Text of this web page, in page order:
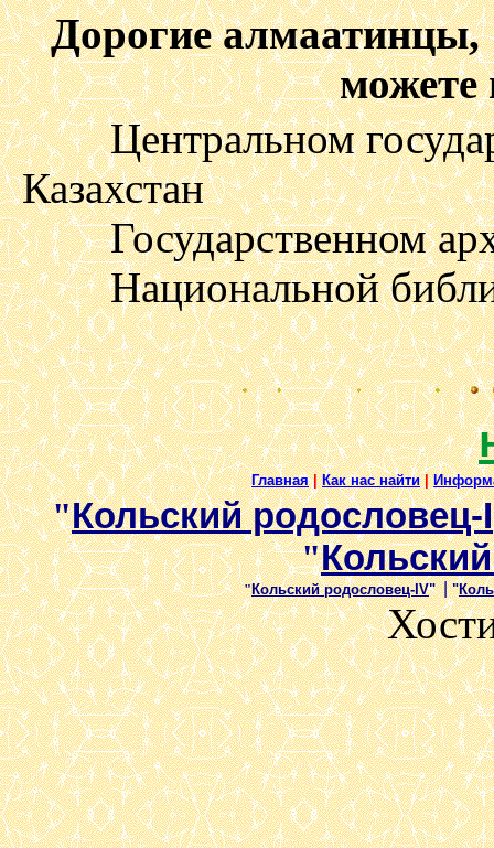
Дорогие
можете
Центральном
Казахстан
Государственном
Национальной
Главная|Как нас найти|
"Кольский родословец-I
"
"Кольский родословец-IV" |"